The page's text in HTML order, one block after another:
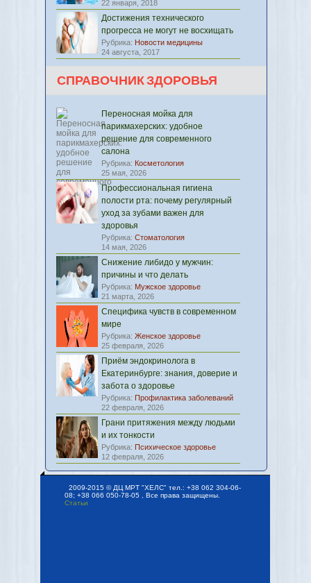
22 января, 2018
Достижения технического
прогресса не могут не восхищать
Рубрика: Новости медицины
24 августа, 2017
СПРАВОЧНИК ЗДОРОВЬЯ
Переносная мойка для
парикмахерских: удобное
решение для современного
салона
Рубрика: Косметология
25 мая, 2026
Профессиональная гигиена
полости рта: почему регулярный
уход за зубами важен для
здоровья
Рубрика: Стоматология
14 мая, 2026
Снижение либидо у мужчин:
причины и что делать
Рубрика: Мужское здоровье
21 марта, 2026
Специфика чувств в современном
мире
Рубрика: Женское здоровье
25 февраля, 2026
Приём эндокринолога в
Екатеринбурге: знания, доверие и
забота о здоровье
Рубрика: Профилактика заболеваний
22 февраля, 2026
Грани притяжения между людьми
и их тонкости
Рубрика: Психическое здоровье
12 февраля, 2026
2009-2015 © ДЦ МРТ "ХЕЛС" тел.: +38 062 304-06-
08; +38 066 050-78-05 , Все права защищены.
Статьи